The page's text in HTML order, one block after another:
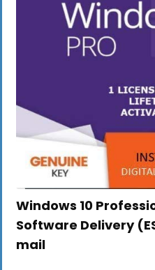
Windows 10
Software Delivery
mail